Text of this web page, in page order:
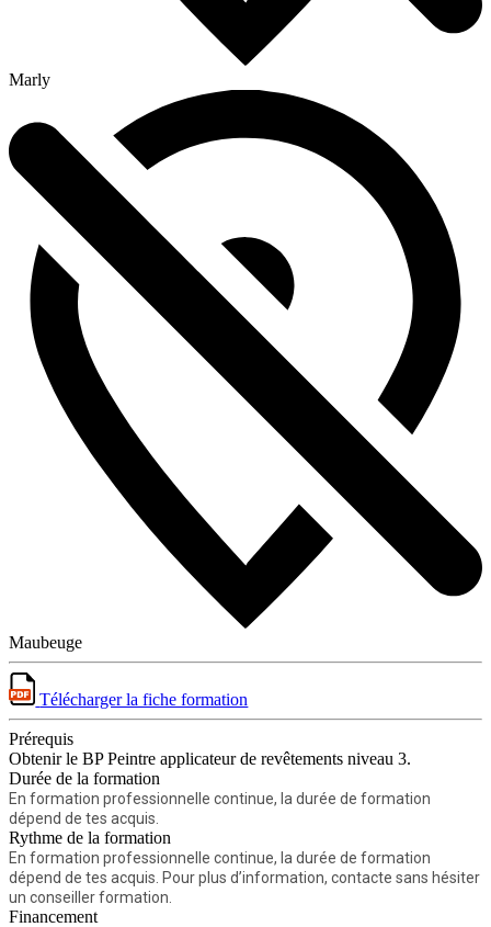
Marly
Maubeuge
Télécharger la fiche formation
Prérequis
Obtenir le BP Peintre applicateur de revêtements niveau 3.
Durée de la formation
En formation professionnelle continue, la durée de formation
dépend de tes acquis.
Rythme de la formation
En formation professionnelle continue, la durée de formation
dépend de tes acquis. Pour plus d’information, contacte sans hésiter
un conseiller formation.
Financement